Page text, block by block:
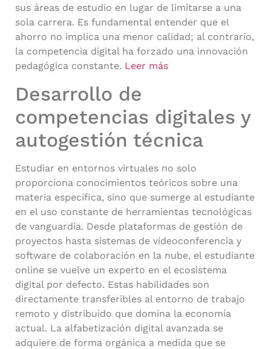
sus áreas de estudio en lugar de limitarse a una
sola carrera. Es fundamental entender que el
ahorro no implica una menor calidad; al contrario,
la competencia digital ha forzado una innovación
pedagógica constante. Leer más
Desarrollo de
competencias digitales y
autogestión técnica
Estudiar en entornos virtuales no solo
proporciona conocimientos teóricos sobre una
materia específica, sino que sumerge al estudiante
en el uso constante de herramientas tecnológicas
de vanguardia. Desde plataformas de gestión de
proyectos hasta sistemas de videoconferencia y
software de colaboración en la nube, el estudiante
online se vuelve un experto en el ecosistema
digital por defecto. Estas habilidades son
directamente transferibles al entorno de trabajo
remoto y distribuido que domina la economía
actual. La alfabetización digital avanzada se
adquiere de forma orgánica a medida que se